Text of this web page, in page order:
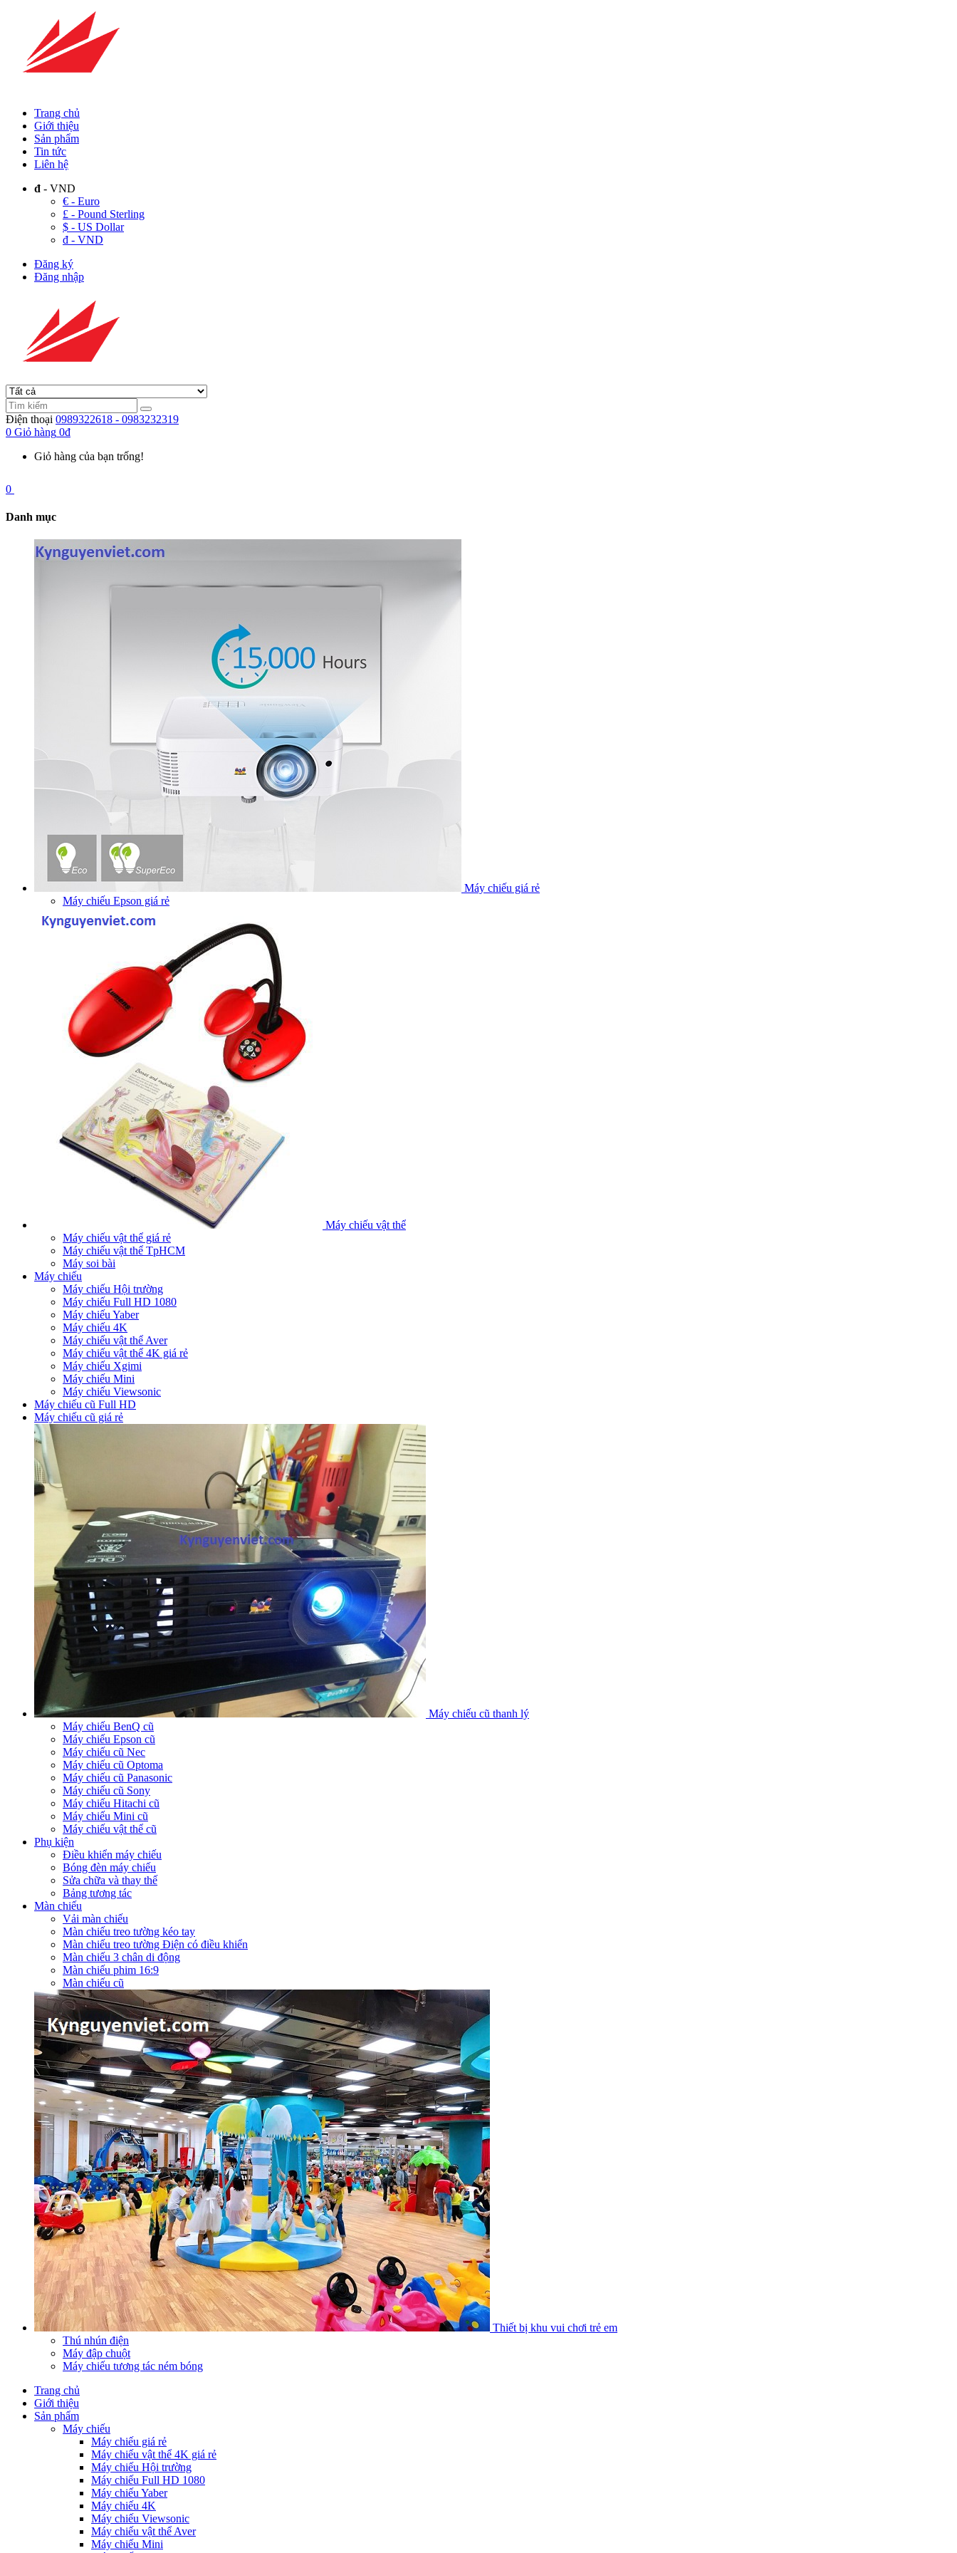
Trang chủ
Giới thiệu
Sản phẩm
Tin tức
Liên hệ
đ - VND
€ - Euro
£ - Pound Sterling
$ - US Dollar
đ - VND
Đăng ký
Đăng nhập
Điện thoại 0989322618 - 0983232319
0 Giỏ hàng 0đ
Giỏ hàng của bạn trống!
0
Danh mục
Máy chiếu giá rẻ
Máy chiếu Epson giá rẻ
Máy chiếu vật thể
Máy chiếu vật thể giá rẻ
Máy chiếu vật thể TpHCM
Máy soi bài
Máy chiếu
Máy chiếu Hội trường
Máy chiếu Full HD 1080
Máy chiếu Yaber
Máy chiếu 4K
Máy chiếu vật thể Aver
Máy chiếu vật thể 4K giá rẻ
Máy chiếu Xgimi
Máy chiếu Mini
Máy chiếu Viewsonic
Máy chiếu cũ Full HD
Máy chiếu cũ giá rẻ
Máy chiếu cũ thanh lý
Máy chiếu BenQ cũ
Máy chiếu Epson cũ
Máy chiếu cũ Nec
Máy chiếu cũ Optoma
Máy chiếu cũ Panasonic
Máy chiếu cũ Sony
Máy chiếu Hitachi cũ
Máy chiếu Mini cũ
Máy chiếu vật thể cũ
Phụ kiện
Điều khiển máy chiếu
Bóng đèn máy chiếu
Sửa chữa và thay thế
Bảng tương tác
Màn chiếu
Vải màn chiếu
Màn chiếu treo tường kéo tay
Màn chiếu treo tường Điện có điều khiển
Màn chiếu 3 chân di động
Màn chiếu phim 16:9
Màn chiếu cũ
Thiết bị khu vui chơi trẻ em
Thú nhún điện
Máy đập chuột
Máy chiếu tương tác ném bóng
Trang chủ
Giới thiệu
Sản phẩm
Máy chiếu
Máy chiếu giá rẻ
Máy chiếu vật thể 4K giá rẻ
Máy chiếu Hội trường
Máy chiếu Full HD 1080
Máy chiếu Yaber
Máy chiếu 4K
Máy chiếu Viewsonic
Máy chiếu vật thể Aver
Máy chiếu Mini